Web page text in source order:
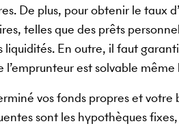
De plus, pour obtenir le taux
telles que des prêts
liquidités. En outre, il faut
l’emprunteur est solvable
vos fonds propres et
sont les hypothèques